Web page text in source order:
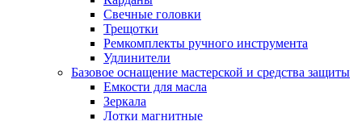
Свечные головки
Трещотки
Ремкомплекты ручного инструмента
Удлинители
Базовое оснащение мастерской и средства защиты
Емкости для масла
Зеркала
Лотки магнитные